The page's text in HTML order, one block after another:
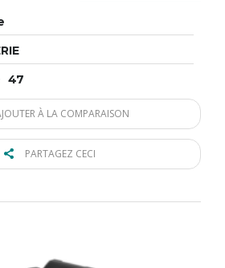
47
À LA COMPARAISON
PARTAGEZ CECI